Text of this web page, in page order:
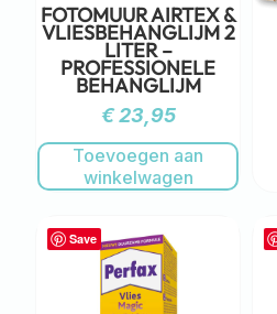
FOTOMUUR AIRTEX &
VLIESBEHANGLIJM 2
LITER –
PROFESSIONELE
BEHANGLIJM
€23,95
Toevoegen aan
winkelwagen
Save